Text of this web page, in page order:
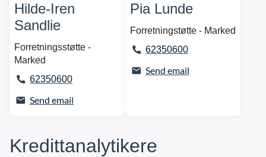
Hilde-Iren
Sandlie
Forretningsstøtte -
Marked
62350600
Send email
Pia Lunde
Forretningstøtte - Marked
62350600
Send email
Kredittanalytikere